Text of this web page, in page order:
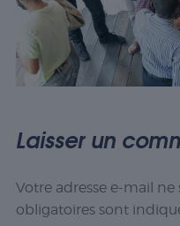
Laisser un
Votre adresse e-mail ne
obligatoires sont